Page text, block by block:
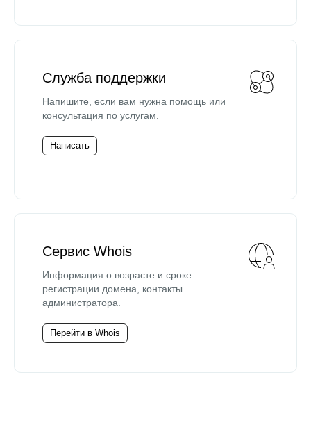
Служба поддержки
Напишите, если вам нужна помощь или
консультация по услугам.
Написать
Сервис Whois
Информация о возрасте и сроке
регистрации домена, контакты
администратора.
Перейти в Whois